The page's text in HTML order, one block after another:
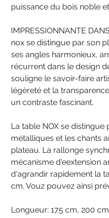
puissance du bois noble et
IMPRESSIONNANTE
nox se distingue par son
ses angles harmonieux,
récurrent dans le design
souligne le savoir-faire
légèreté et la
un contraste fascinant.
La table NOX se distingue
métalliques et les chants
plateau. La rallonge
mécanisme d'eextension
d'agrandir rapidement la
cm. Vouz pouvez ainsi
Longueur: 175 cm, 200